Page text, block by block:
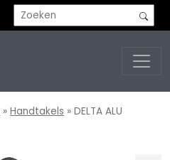
» Handtakels » DELTA ALU